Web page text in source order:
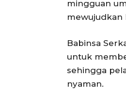
mingguan
mewujudkan
Babinsa
untuk
sehingga
nyaman.